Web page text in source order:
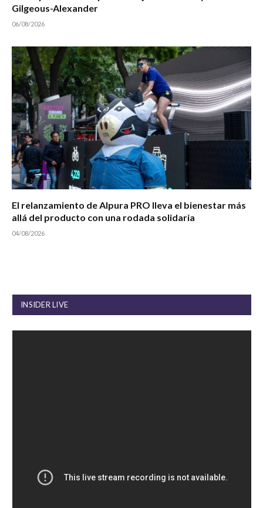
Gilgeous-Alexander
06/08/2026
El relanzamiento de Alpura PRO lleva el bienestar más
allá del producto con una rodada solidaria
04/08/2026
INSIDER LIVE